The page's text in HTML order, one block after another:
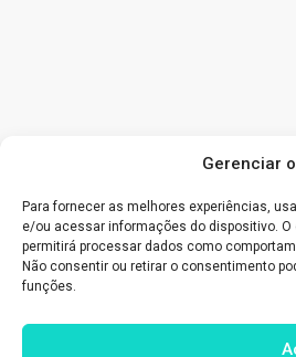
Gerenciar
Para fornecer as melhores experiências,
e/ou acessar informações do dispositivo.
permitirá processar dados como
Não consentir ou retirar o consentimento
funções.